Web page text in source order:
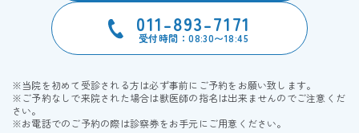
011-893-7171
受付時間：08:30〜18:45
※当院を初めて受診される方は必ず事前にご予約をお願い致します。
※ご予約なしで来院された場合は獣医師の指名は出来ませんのでご注意くだ
さい。
※お電話でのご予約の際は診察券をお手元にご用意ください。